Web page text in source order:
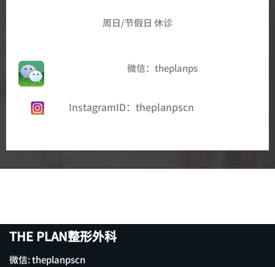
周日/节假日 休诊
微信：theplanps
InstagramID：theplanpscn
THE PLAN整形外科
微信: theplanpscn